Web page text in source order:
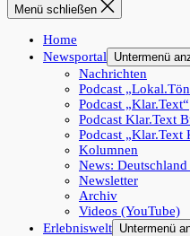
Menü schließen
Home
Newsportal
Untermenü
Nachrichten
Podcast
Podcast „Klar.Text“
Podcast Klar.Text
Podcast „Klar.Text
Kolumnen
News:
Newsletter
Archiv
Videos (YouTube)
Erlebniswelt Untermenü